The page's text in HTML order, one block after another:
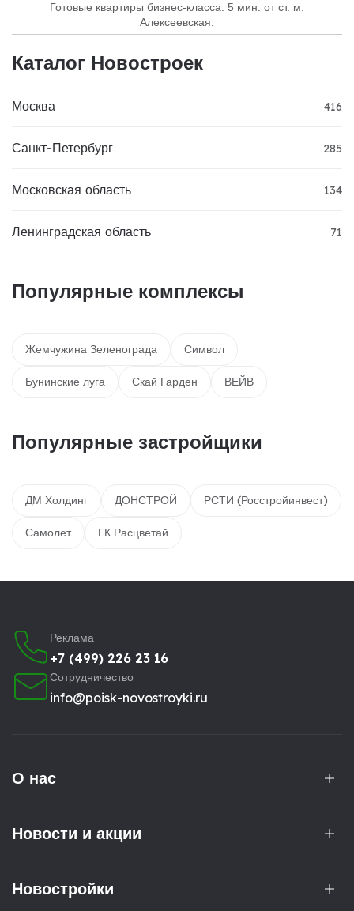
Готовые квартиры бизнес-класса. 5 мин. от ст. м.
Алексеевская.
Каталог Новостроек
Москва 416
Санкт-Петербург 285
Московская область 134
Ленинградская область 71
Популярные комплексы
Жемчужина Зеленограда Символ
Бунинские луга Скай Гарден ВЕЙВ
Популярные застройщики
ДМ Холдинг ДОНСТРОЙ РСТИ (Росстройинвест)
Самолет ГК Расцветай
Реклама
+7 (499) 226 23 16
Сотрудничество
info@poisk-novostroyki.ru
О нас
Новости и акции
Новостройки